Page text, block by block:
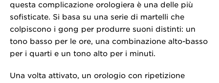
questa complicazione orologiera è una delle più
sofisticate. Si basa su una serie di martelli che
colpiscono i gong per produrre suoni distinti: un
tono basso per le ore, una combinazione alto-basso
per i quarti e un tono alto per i minuti.
Una volta attivato, un orologio con ripetizione